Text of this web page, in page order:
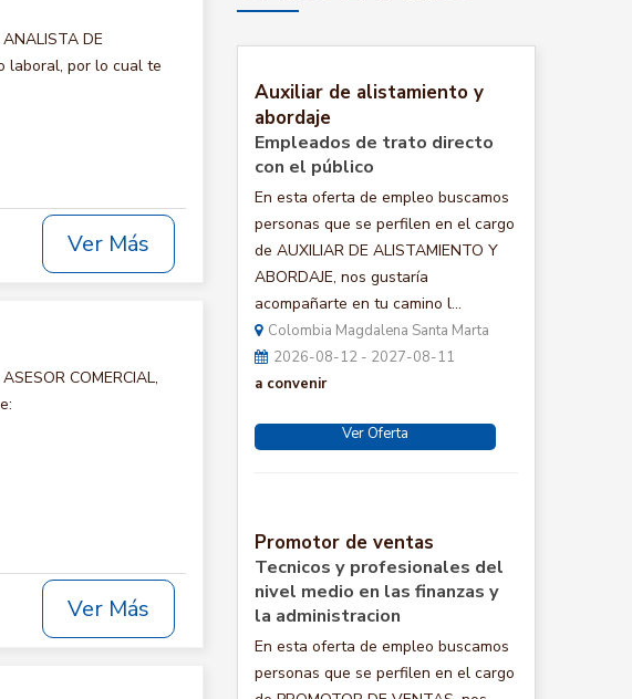
DE
laboral, por lo cual te
Ver Más
COMERCIAL,
Ver Más
Auxiliar de alistamiento y
abordaje
Empleados de trato directo
con el público
En esta oferta de empleo buscamos
personas que se perfilen en el cargo
de AUXILIAR DE ALISTAMIENTO Y
ABORDAJE, nos gustaría
acompañarte en tu camino l...
Colombia Magdalena Santa Marta
2026-08-12 - 2027-08-11
a convenir
Ver Oferta
Promotor de ventas
Tecnicos y profesionales del
nivel medio en las finanzas y
la administracion
En esta oferta de empleo buscamos
personas que se perfilen en el cargo